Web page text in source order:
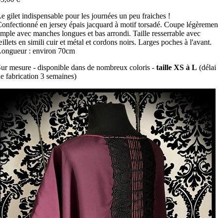
gilet indispensable pour les journées un peu fraiches !
en jersey épais jacquard à motif torsadé. Coupe
avec manches longues et bas arrondi. Taille resserrable avec
en simili cuir et métal et cordons noirs. Larges poches à l'avant.
: environ 70cm
mesure - disponible dans de nombreux coloris - taille XS à L (délai
fabrication 3 semaines)